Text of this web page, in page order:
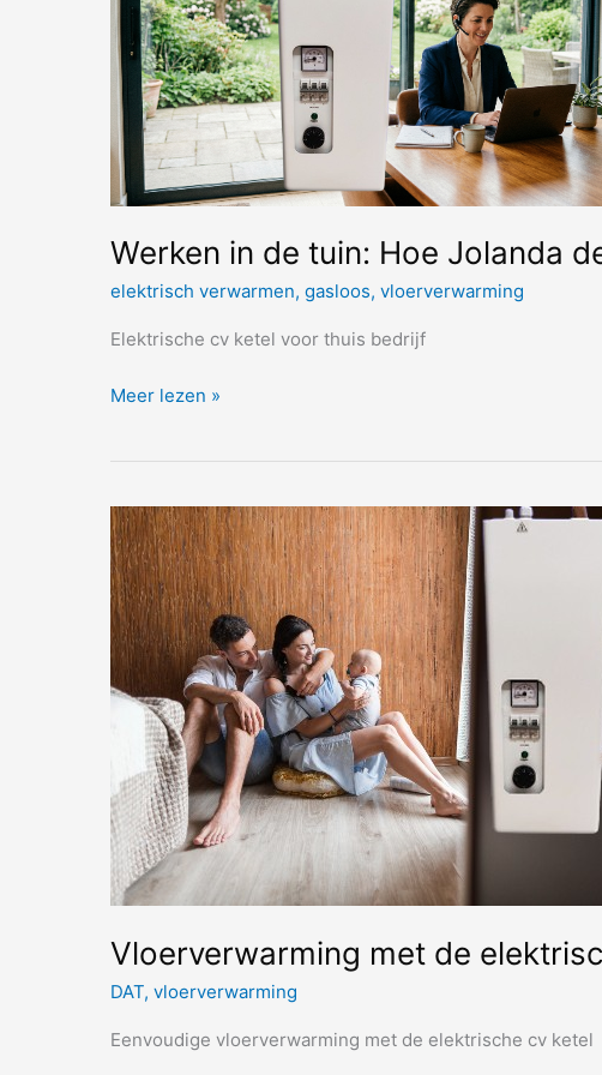
Werken in de tuin: Hoe Jolanda
elektrisch verwarmen, gasloos, vloerverwarming
Elektrische cv ketel voor thuis bedrijf
Werken
Hoe
Jolanda
de
ideale
werkplek
creëerde
(zonder
koude
voeten!)
Meer lezen »
Vloerverwarming met de
DAT, vloerverwarming
Eenvoudige vloerverwarming met de elektrische cv ketel